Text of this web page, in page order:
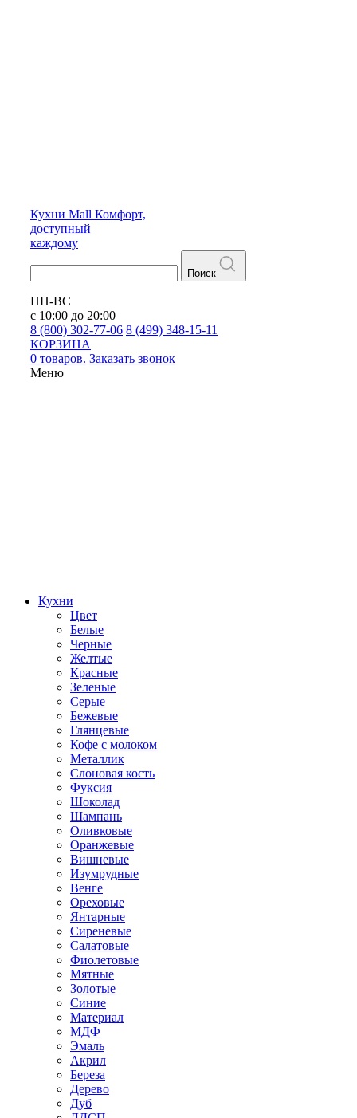
Кухни Mall Комфорт,
доступный
каждому
Поиск
ПН-ВС
с 10:00 до 20:00
8 (800) 302-77-06 8 (499) 348-15-11
КОРЗИНА
0 товаров. Заказать звонок
Меню
Кухни
Цвет
Белые
Черные
Желтые
Красные
Зеленые
Серые
Бежевые
Глянцевые
Кофе с молоком
Металлик
Слоновая кость
Фуксия
Шоколад
Шампань
Оливковые
Оранжевые
Вишневые
Изумрудные
Венге
Ореховые
Янтарные
Сиреневые
Салатовые
Фиолетовые
Мятные
Золотые
Синие
Материал
МДФ
Эмаль
Акрил
Береза
Дерево
Дуб